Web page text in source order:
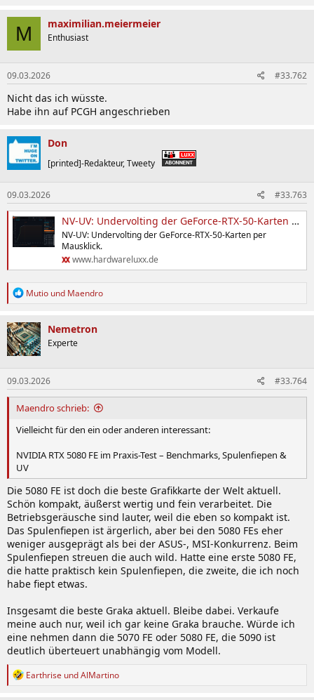
M maximilian.meiermeier
Enthusiast
09.03.2026 #33.762
Nicht das ich wüsste.
Habe ihn auf PCGH angeschrieben
Don
[printed]-Redakteur, Tweety
09.03.2026 #33.763
NV-UV: Undervolting der GeForce-RTX-50-Karten per Mausklick - Hardwareluxx
NV-UV: Undervolting der GeForce-RTX-50-Karten per
Mausklick.
www.hardwareluxx.de
R
k
t
i
o
n
e
n
:
Mutio und Maendro
Nemetron
Experte
09.03.2026 #33.764
Maendro schrieb:
Vielleicht für den ein oder anderen interessant:
NVIDIA RTX 5080 FE im Praxis-Test – Benchmarks, Spulenfiepen &
UV
Die 5080 FE ist doch die beste Grafikkarte der Welt aktuell.
Schön kompakt, äußerst wertig und fein verarbeitet. Die
Betriebsgeräusche sind lauter, weil die eben so kompakt ist.
Das Spulenfiepen ist ärgerlich, aber bei den 5080 FEs eher
weniger ausgeprägt als bei der ASUS-, MSI-Konkurrenz. Beim
Spulenfiepen streuen die auch wild. Hatte eine erste 5080 FE,
die hatte praktisch kein Spulenfiepen, die zweite, die ich noch
habe fiept etwas.
Insgesamt die beste Graka aktuell. Bleibe dabei. Verkaufe
meine auch nur, weil ich gar keine Graka brauche. Würde ich
eine nehmen dann die 5070 FE oder 5080 FE, die 5090 ist
deutlich überteuert unabhängig vom Modell.
R
Earthrise undAlMartino